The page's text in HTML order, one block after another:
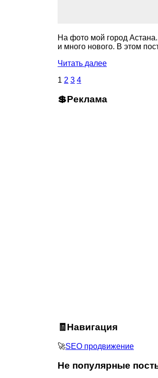
На фото мой город
и много нового. В этом
Читать далее
1 2 3 4
💲Реклама
🧾Навигация
🚀SEO продвижение
Не популярные